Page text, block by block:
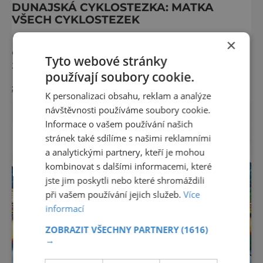
DUNAJSKÁ CYKLOSTEZKA: MATKA
VŠECH CYKLOSTEZEK
Hornorakouský region Donau představuje
dovolenou, která zpomaluje tempo a
zanechává trvalý dojem. Mezi řekami,
zvlněnou krajinou a mírnými rovinami se zde
propojují pohyb, příroda, gastronomie a
kultura v zážitky, které mají skutečnou
hodnotu. Nejde tu o to být stále výš, rychleji
a dál, ale o výjimečné okamžiky – při
cyklistických výletech podél řek, pěších
túrách s dalekými výhledy, rodinnýc
zobrazit více >>
×
Tyto webové stránky
používají soubory cookie.
K personalizaci obsahu, reklam a analýze
návštěvnosti používáme soubory cookie.
Informace o vašem používání našich
stránek také sdílíme s našimi reklamními
a analytickými partnery, kteří je mohou
kombinovat s dalšími informacemi, které
jste jim poskytli nebo které shromáždili
při vašem používání jejich služeb.Více
informací
ZOBRAZIT VŠECHNY PARTNERY(1616)
→